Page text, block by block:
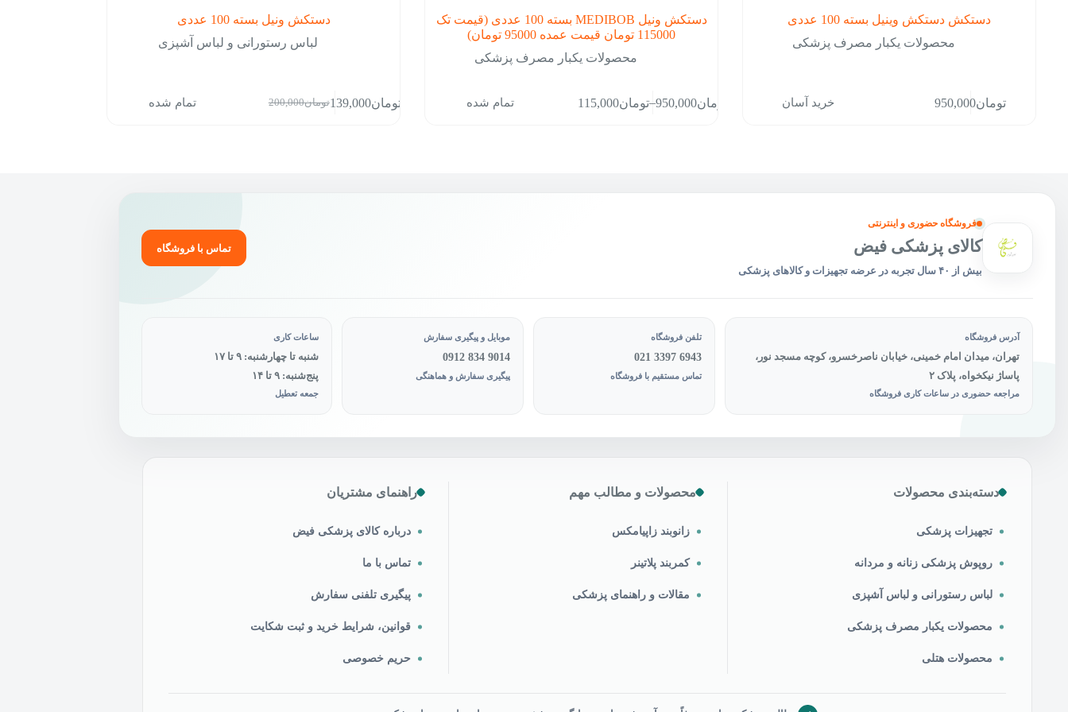
دستکش دستکش وینیل بسته 100 عددی
محصولات یکبار مصرف پزشکی
تومان950,000 خرید آسان
دستکش ونیل MEDIBOB بسته 100 عددی (قیمت تک
115000 تومان قیمت عمده 95000 تومان)
محصولات یکبار مصرف پزشکی
تومان950,000
–تومان115,000
Price
تمام شده
محصول
دستکش ونیل بسته 100 عددی
لباس رستورانی و لباس آشپزی
تومان200,000قیمت
تومان139,000قیمت
تمام شده
فروشگاه حضوری و اینترنتی
کالای پزشکی فیض
بیش از ۴۰ سال تجربه در عرضه تجهیزات و کالاهای پزشکی
تماس با فروشگاه
آدرس فروشگاه
تهران، میدان امام خمینی، خیابان ناصرخسرو، کوچه مسجد نور،
پاساژ نیکخواه، پلاک ۲
مراجعه حضوری در ساعات کاری فروشگاه
تلفن فروشگاه
021 3397 6943
تماس مستقیم با فروشگاه
موبایل و پیگیری سفارش
0912 834 9014
پیگیری سفارش و هماهنگی
ساعات کاری
شنبه تا چهارشنبه: ۹ تا ۱۷
پنج‌شنبه: ۹ تا ۱۴
جمعه تعطیل
دسته‌بندی محصولات
تجهیزات پزشکی
روپوش پزشکی زنانه و مردانه
لباس رستورانی و لباس آشپزی
محصولات یکبار مصرف پزشکی
محصولات هتلی
محصولات و مطالب مهم
زانوبند زاپیامکس
کمربند پلاتینر
مقالات و راهنمای پزشکی
راهنمای مشتریان
درباره کالای پزشکی فیض
تماس با ما
پیگیری تلفنی سفارش
قوانین، شرایط خرید و ثبت شکایت
حریم خصوصی